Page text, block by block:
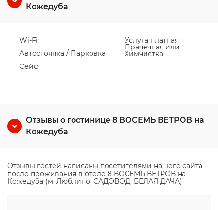
Кожедуба
Wi-Fi
Автостоянка / Парковка
Сейф
Услуга платная
Прачечная или
Химчистка
Отзывы о гостинице 8 ВОСЕМЬ ВЕТРОВ на
Кожедуба
Отзывы гостей написаны посетителями нашего сайта
после проживания в отеле 8 ВОСЕМЬ ВЕТРОВ на
Кожедуба (м. Люблино, САДОВОД, БЕЛАЯ ДАЧА)